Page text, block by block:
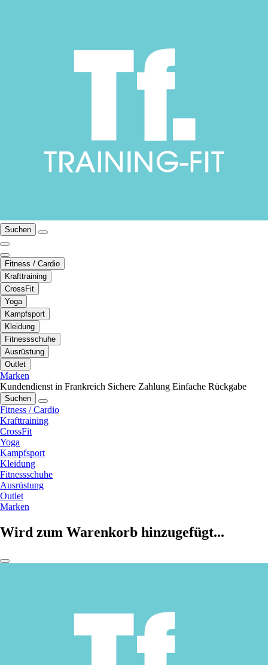
Suchen
Fitness / Cardio
Krafttraining
CrossFit
Yoga
Kampfsport
Kleidung
Fitnessschuhe
Ausrüstung
Outlet
Marken
Kundendienst in Frankreich Sichere Zahlung Einfache Rückgabe
Suchen
Fitness / Cardio
Krafttraining
CrossFit
Yoga
Kampfsport
Kleidung
Fitnessschuhe
Ausrüstung
Outlet
Marken
Wird zum Warenkorb hinzugefügt...